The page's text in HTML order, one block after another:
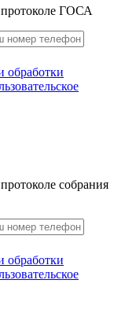
ГОСА
обработки
собрания
обработки